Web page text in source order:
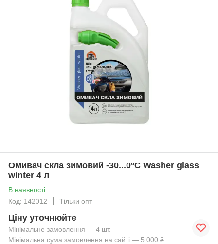
Омивач скла зимовий -30...0°С Washer glass
winter 4 л
В наявності
Код: 142012
Тільки опт
Ціну уточнюйте
Мінімальне замовлення — 4 шт.
Мінімальна сума замовлення на сайті — 5 000 ₴